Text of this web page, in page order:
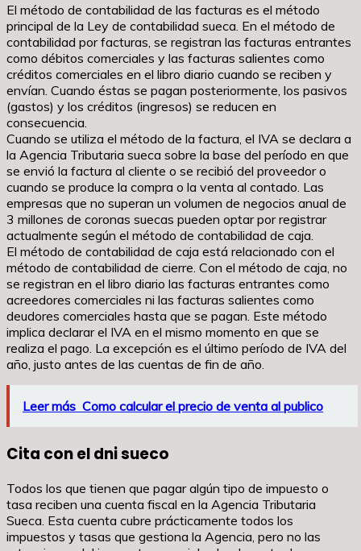
El método de contabilidad de las facturas es el método
principal de la Ley de contabilidad sueca. En el método de
contabilidad por facturas, se registran las facturas entrantes
como débitos comerciales y las facturas salientes como
créditos comerciales en el libro diario cuando se reciben y
envían. Cuando éstas se pagan posteriormente, los pasivos
(gastos) y los créditos (ingresos) se reducen en
consecuencia.
Cuando se utiliza el método de la factura, el IVA se declara a
la Agencia Tributaria sueca sobre la base del período en que
se envió la factura al cliente o se recibió del proveedor o
cuando se produce la compra o la venta al contado. Las
empresas que no superan un volumen de negocios anual de
3 millones de coronas suecas pueden optar por registrar
actualmente según el método de contabilidad de caja.
El método de contabilidad de caja está relacionado con el
método de contabilidad de cierre. Con el método de caja, no
se registran en el libro diario las facturas entrantes como
acreedores comerciales ni las facturas salientes como
deudores comerciales hasta que se pagan. Este método
implica declarar el IVA en el mismo momento en que se
realiza el pago. La excepción es el último período de IVA del
año, justo antes de las cuentas de fin de año.
Leer más Como calcular el precio de venta al publico
Cita con el dni sueco
Todos los que tienen que pagar algún tipo de impuesto o
tasa reciben una cuenta fiscal en la Agencia Tributaria
Sueca. Esta cuenta cubre prácticamente todos los
impuestos y tasas que gestiona la Agencia, pero no las